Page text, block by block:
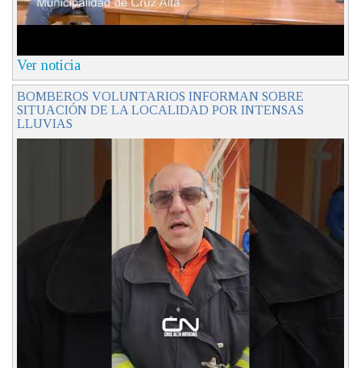
Ver noticia
BOMBEROS VOLUNTARIOS INFORMAN SOBRE
SITUACIÓN DE LA LOCALIDAD POR INTENSAS
LLUVIAS